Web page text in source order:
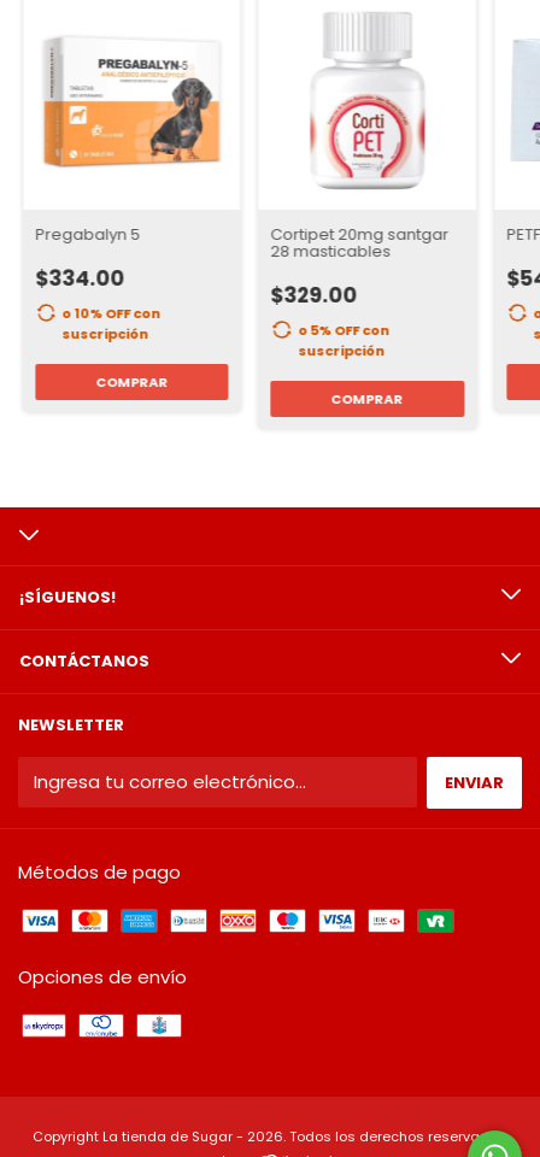
Pregabalyn 5
$334.00
o 10% OFFcon
suscripción
COMPRAR
Cortipet 20mg santgar
28 masticables
$329.00
o 5% OFFcon
suscripción
COMPRAR
¡SÍGUENOS!
CONTÁCTANOS
NEWSLETTER
Métodos de pago
Opciones de envío
Copyright La tienda de Sugar - 2026. Todos los derechos reservados.